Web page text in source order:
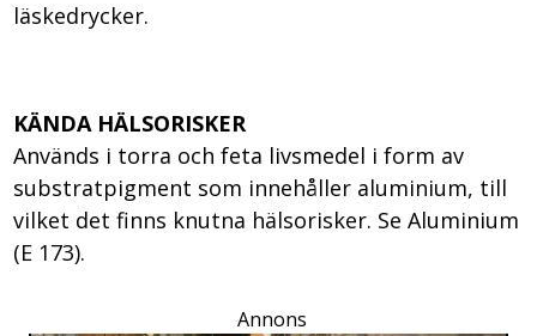
läskedrycker.
KÄNDA HÄLSORISKER
Används i torra och feta livsmedel i form av
substratpigment som innehåller aluminium, till
vilket det finns knutna hälsorisker. Se Aluminium
(E 173).
Annons